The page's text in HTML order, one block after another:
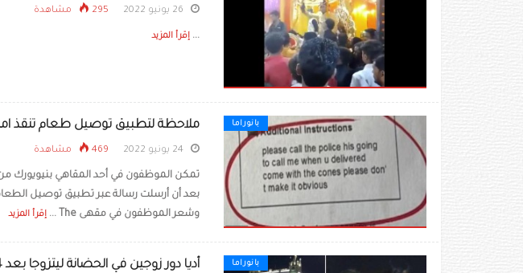
295 مشاهدة
... إقرأ المزيد
بانوراما ملاحظة لتطبيق توصيل طعام تنقذ
469 مشاهدة
تمكن الموظفون في أحد المقاهي
وشعر الموظفون في مقهى The ...
إقرأ المزيد
بانوراما أديا دور زوجين في الحضانة ليتزوجا بعد 14 عاماً